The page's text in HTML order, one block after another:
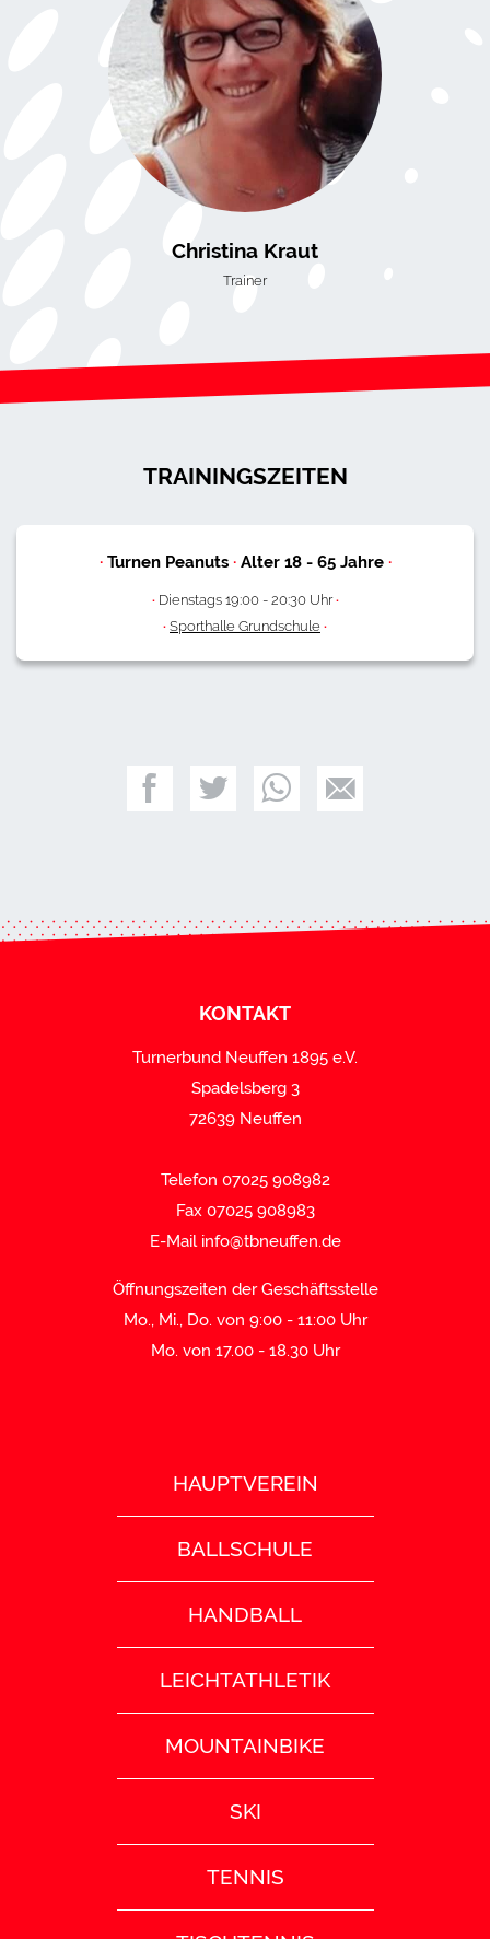
Christina Kraut
Trainer
TRAININGSZEITEN
·Turnen Peanuts ·Alter 18- 65Jahre ·
·Dienstags 19:00 - 20:30 Uhr·
·Sporthalle Grundschule·
KONTAKT
Turnerbund Neuffen 1895 e.V.
Spadelsberg 3
72639 Neuffen
Telefon 07025 908982
Fax 07025 908983
E-Mail info@tbneuffen.de
Öffnungszeiten der Geschäftsstelle
Mo., Mi., Do. von 9:00 - 11:00 Uhr
Mo. von 17.00 - 18.30 Uhr
HAUPTVEREIN
BALLSCHULE
HANDBALL
LEICHTATHLETIK
MOUNTAINBIKE
SKI
TENNIS